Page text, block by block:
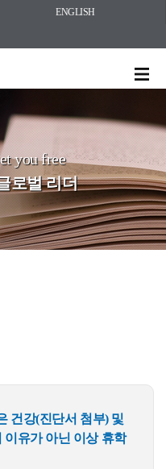
ENGLISH
you free
로벌 리더
건강(진단서 첨부) 및
이유가 아닌 이상 휴학